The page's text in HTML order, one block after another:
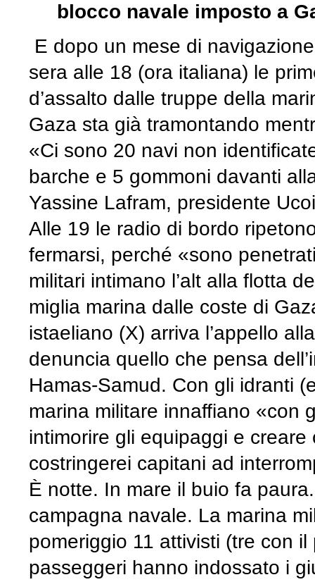
blocco navale imposto a
E dopo un mese di
sera alle 18 (ora italiana) le
d’assalto dalle truppe della
Gaza sta già tramontando
«Ci sono 20 navi non
barche e 5 gommoni davanti
Yassine Lafram, presidente
Alle 19 le radio di bordo
fermarsi, perché «sono
militari intimano l’alt alla flotta
miglia marina dalle coste di
istaeliano (X) arriva l’appello
denuncia quello che pensa
Hamas-Samud. Con gli idranti
marina militare innaffiano «con
intimorire gli equipaggi e
costringerei capitani ad
È notte. In mare il buio fa
campagna navale. La marina
pomeriggio 11 attivisti (tre con
passeggeri hanno indossato i